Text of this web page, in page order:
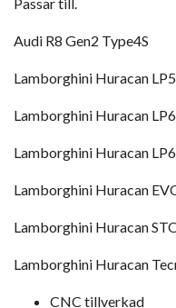
Audi R8 Gen2 Type4S
Lamborghini Huracan
Lamborghini Huracan
Lamborghini Huracan
Lamborghini Huracan
Lamborghini Huracan
Lamborghini Huracan
CNC tillverkad